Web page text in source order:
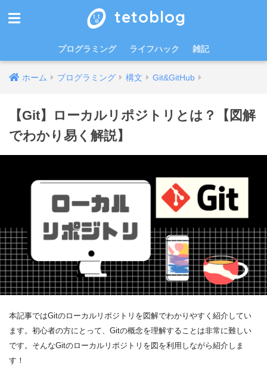
tetoblog
プログラミング ライフハック 雑記
ホーム プログラミング 構文 Git&GitHub
【Git】ローカルリポジトリとは？【図解
でわかり易く解説】
本記事ではGitのローカルリポジトリを図解でわかりやすく紹介してい
ます。初心者の方にとって、Gitの概念を理解することは非常に難しい
です。そんなGitのローカルリポジトリを図を利用しながら紹介しま
す！